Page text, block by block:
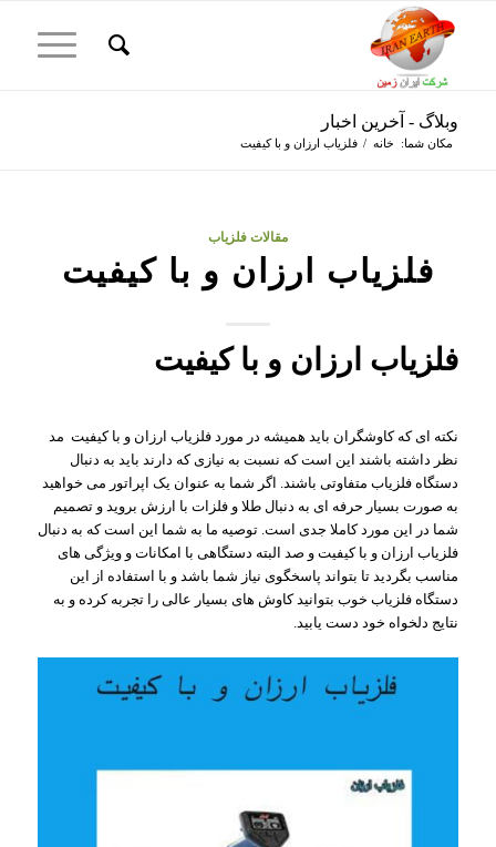
وبلاگ - آخرین اخبار
مکان شما: خانه / فلزیاب ارزان و با کیفیت
مقالات فلزیاب
فلزیاب ارزان و با کیفیت
فلزیاب ارزان و با کیفیت
نکته ای که کاوشگران باید همیشه در مورد فلزیاب ارزان و با کیفیت مد
نظر داشته باشند این است که نسبت به نیازی که دارند باید به دنبال
دستگاه فلزیاب متفاوتی باشند. اگر شما به عنوان یک اپراتور می خواهید
به صورت بسیار حرفه ای به دنبال طلا و فلزات با ارزش بروید و تصمیم
شما در این مورد کاملا جدی است. توصیه ما به شما این است که به دنبال
فلزیاب ارزان و با کیفیت و صد البته دستگاهی با امکانات و ویژگی های
مناسب بگردید تا بتواند پاسخگوی نیاز شما باشد و با استفاده از این
دستگاه فلزیاب خوب بتوانید کاوش های بسیار عالی را تجربه کرده و به
نتایج دلخواه خود دست یابید.